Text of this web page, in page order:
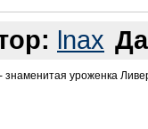
lnax
знаменитая уроженка